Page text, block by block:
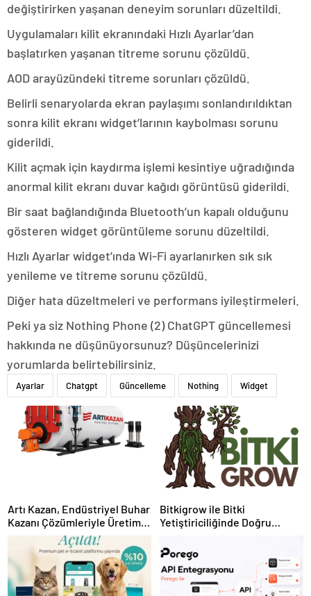
değiştirirken yaşanan deneyim sorunları düzeltildi.
Uygulamaları kilit ekranındaki Hızlı Ayarlar’dan
başlatırken yaşanan titreme sorunu çözüldü.
AOD arayüzündeki titreme sorunları çözüldü.
Belirli senaryolarda ekran paylaşımı sonlandırıldıktan
sonra kilit ekranı widget’larının kaybolması sorunu
giderildi.
Kilit açmak için kaydırma işlemi kesintiye uğradığında
anormal kilit ekranı duvar kağıdı görüntüsü giderildi.
Bir saat bağlandığında Bluetooth’un kapalı olduğunu
gösteren widget görüntüleme sorunu düzeltildi.
Hızlı Ayarlar widget’ında Wi-Fi ayarlanırken sık sık
yenileme ve titreme sorunu çözüldü.
Diğer hata düzeltmeleri ve performans iyileştirmeleri.
Peki ya siz Nothing Phone (2) ChatGPT güncellemesi
hakkında ne düşünüyorsunuz? Düşüncelerinizi
yorumlarda belirtebilirsiniz.
Ayarlar Chatgpt Güncelleme Nothing Widget
Artı Kazan, Endüstriyel Buhar
Kazanı Çözümleriyle Üretim
Tesislerine Verimli Sistemler
Sunuyor
Bitkigrow ile Bitki
Yetiştiriciliğinde Doğru